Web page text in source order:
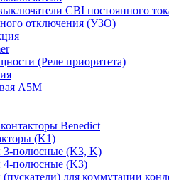
CBI постоянного
отключения (УЗО)
(Реле приоритета)
А5М
Benedict
(K1)
3-полюсные (K3, K)
4-полюсные (K3)
для коммутации